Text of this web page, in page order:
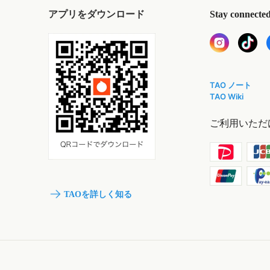
アプリをダウンロード
TAOを詳しく知る
Stay
TAO ノート
TAO Wiki
ご利用いた